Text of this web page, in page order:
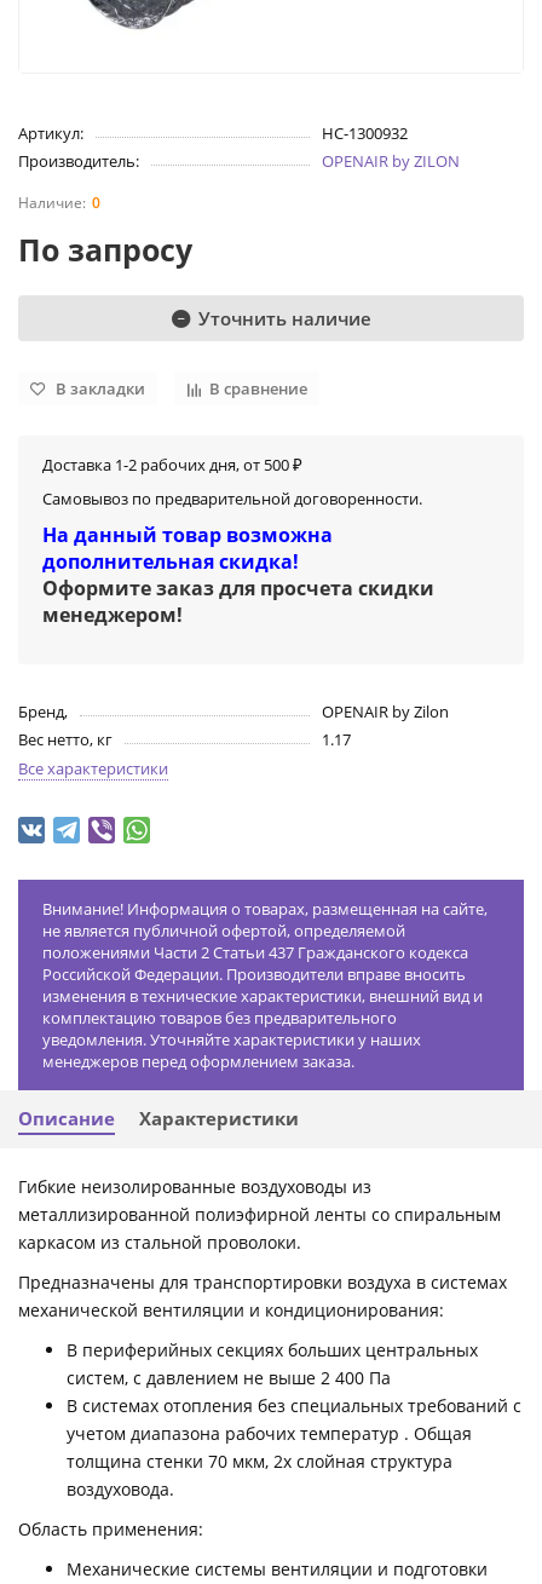
Артикул:
НС-1300932
Производитель:
OPENAIR by ZILON
0
По запросу
Уточнить наличие
В закладки В сравнение
Доставка 1-2 рабочих дня, от 500 ₽
Самовывоз по предварительной договоренности.
На данный товар возможна
дополнительная скидка!
Оформите заказ для просчета скидки
менеджером!
Бренд,
OPENAIR by Zilon
Вес нетто, кг
1.17
Все характеристики
Внимание! Информация о товарах, размещенная на сайте,
не является публичной офертой, определяемой
положениями Части 2 Статьи 437 Гражданского кодекса
Российской Федерации. Производители вправе вносить
изменения в технические характеристики, внешний вид и
комплектацию товаров без предварительного
уведомления. Уточняйте характеристики у наших
менеджеров перед оформлением заказа.
Описание Характеристики
Гибкие неизолированные воздуховоды из
металлизированной полиэфирной ленты со спиральным
каркасом из стальной проволоки.
Предназначены для транспортировки воздуха в системах
механической вентиляции и кондиционирования:
В периферийных секциях больших центральных
систем, с давлением не выше 2 400 Па
В системах отопления без специальных требований с
учетом диапазона рабочих температур . Общая
толщина стенки 70 мкм, 2х слойная структура
воздуховода.
Область применения:
Механические системы вентиляции и подготовки